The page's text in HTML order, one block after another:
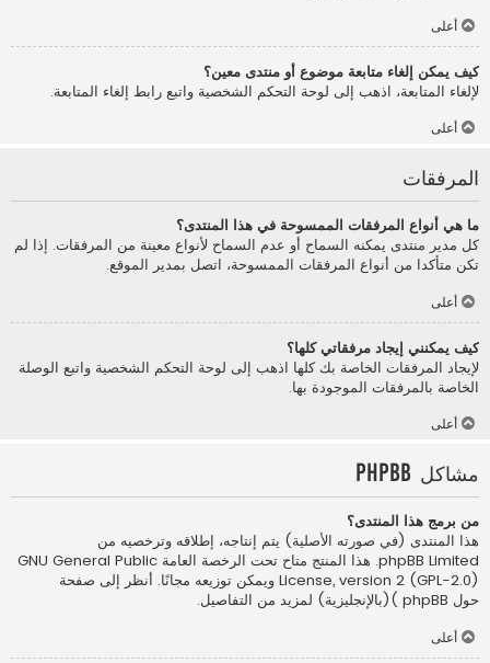
أعلى
كيف يمكن إلغاء متابعة موضوع أو منتدى معين؟
لإلغاء المتابعة، اذهب إلى لوحة التحكم الشخصية واتبع رابط إلغاء المتابعة.
أعلى
المرفقات
ما هي أنواع المرفقات الممسوحة في هذا المنتدى؟
كل مدير منتدى يمكنه السماح أو عدم السماح لأنواع معينة من المرفقات. إذا لم
تكن متأكدا من أنواع المرفقات الممسوحة، اتصل بمدير الموقع.
أعلى
كيف يمكنني إيجاد مرفقاتي كلها؟
لإيجاد المرفقات الخاصة بك كلها اذهب إلى لوحة التحكم الشخصية واتبع الوصلة
الخاصة بالمرفقات الموجودة بها.
أعلى
مشاكل phpBB
من برمج هذا المنتدى؟
هذا المنتدى (في صورته الأصلية) يتم إنتاجه، إطلاقه وترخصيه من
phpBB Limited
. هذا المنتج متاح تحت الرخصة العامة GNU General Public
License, version 2 (GPL-2.0) ويمكن توزيعه مجانًا. أنظر إلى صفحة
حول phpBB )(بالإنجليزية)
لمزيد من التفاصيل.
أعلى